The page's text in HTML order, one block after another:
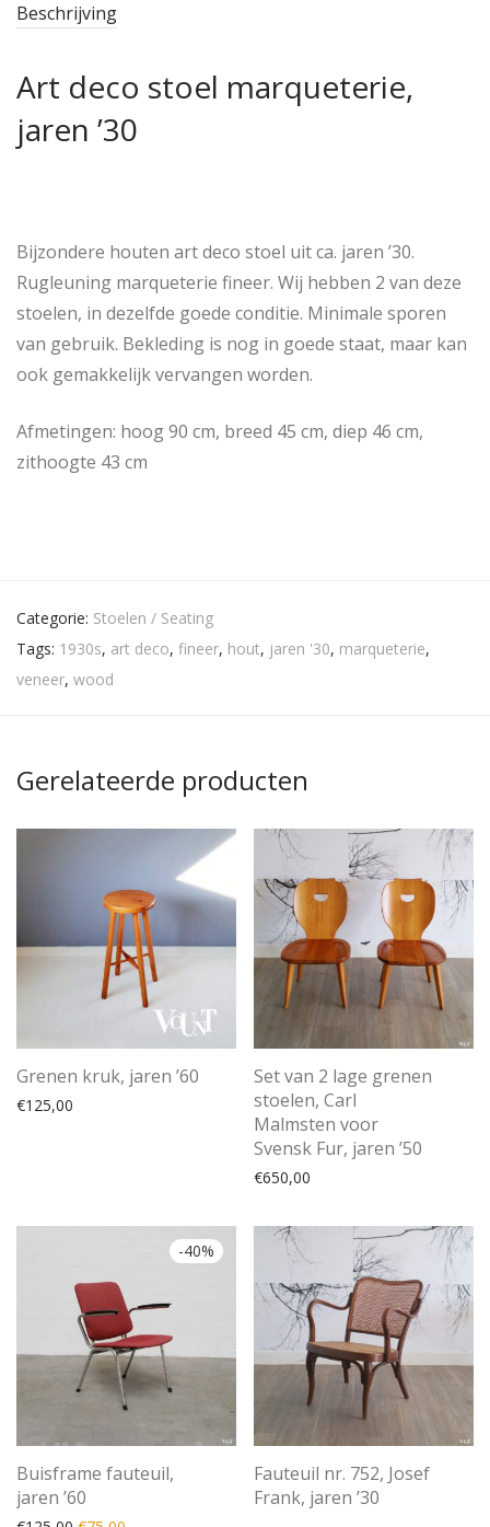
Beschrijving
Art deco stoel marqueterie,
jaren ’30
Bijzondere houten art deco stoel uit ca. jaren ’30.
Rugleuning marqueterie fineer. Wij hebben 2 van deze
stoelen, in dezelfde goede conditie. Minimale sporen
van gebruik. Bekleding is nog in goede staat, maar kan
ook gemakkelijk vervangen worden.
Afmetingen: hoog 90 cm, breed 45 cm, diep 46 cm,
zithoogte 43 cm
Categorie: Stoelen / Seating
Tags: 1930s, art deco, fineer, hout, jaren '30, marqueterie,
veneer, wood
Gerelateerde producten
Grenen kruk, jaren ’60
€125,00
Set van 2 lage grenen
stoelen, Carl
Malmsten voor
Svensk Fur, jaren ’50
€650,00
-40%
Buisframe fauteuil,
jaren ’60
Fauteuil nr. 752, Josef
Frank, jaren ’30